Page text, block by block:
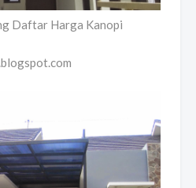
Daftar Harga Kanopi